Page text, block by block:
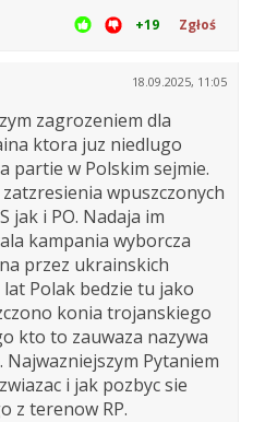
+19 Zgłoś
18.09.2025, 11:05
zagrozeniem dla
ktora juz niedlugo
partie w Polskim sejmie.
wpuszczonych
jak i PO. Nadaja im
kampania wyborcza
przez ukrainskich
Polak bedzie tu jako
konia trojanskiego
kto to zauwaza nazywa
Pytaniem
i jak pozbyc sie
z terenow RP.